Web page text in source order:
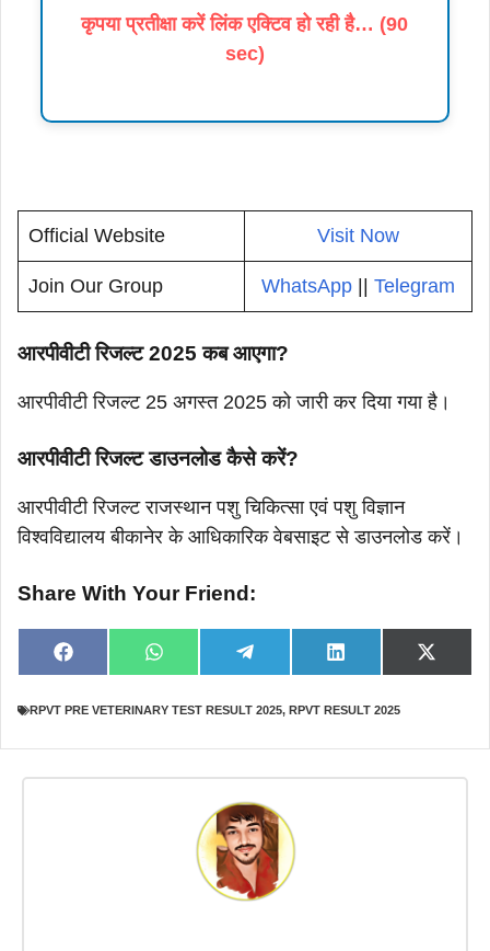
कृपया प्रतीक्षा करें लिंक एक्टिव हो रही है… (90
sec)
Official Website Visit Now
Join Our Group WhatsApp || Telegram
आरपीवीटी रिजल्ट 2025 कब आएगा?
आरपीवीटी रिजल्ट 25 अगस्त 2025 को जारी कर दिया गया है।
आरपीवीटी रिजल्ट डाउनलोड कैसे करें?
आरपीवीटी रिजल्ट राजस्थान पशु चिकित्सा एवं पशु विज्ञान
विश्वविद्यालय बीकानेर के आधिकारिक वेबसाइट से डाउनलोड करें।
Share With Your Friend:
Share
on
F
a
e
k
Share
on
W
h
t
p
Share
on
e
e
m
Share
on
L
i
k
n
Share
on
X
(
e
RPVT PRE VETERINARY TEST RESULT 2025, RPVT RESULT 2025